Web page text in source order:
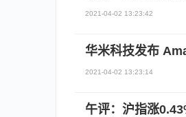
2021-04-02 13:23:42
华米科技发布
2021-04-02 13:23:14
午评：沪指涨